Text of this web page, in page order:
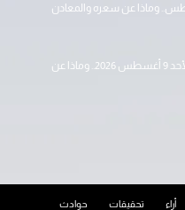
الذهب بمصر الأحد 9 أغسطس.. وماذا عن سعره والمعادن
أسعار الذهب والمعادن النفيسة العالمية الأحد 9 أغسطس 2026.. وماذا عن
أراء تحقيقات حوادث